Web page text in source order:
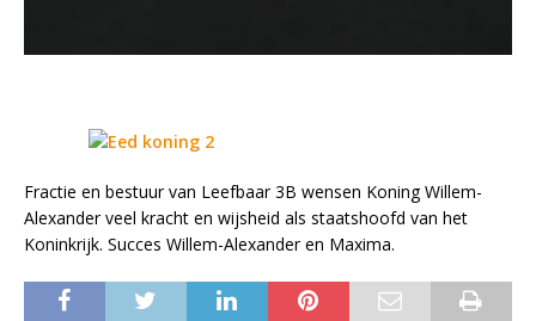
Fractie en bestuur van Leefbaar 3B wensen Koning Willem-
Alexander veel kracht en wijsheid als staatshoofd van het
Koninkrijk. Succes Willem-Alexander en Maxima.